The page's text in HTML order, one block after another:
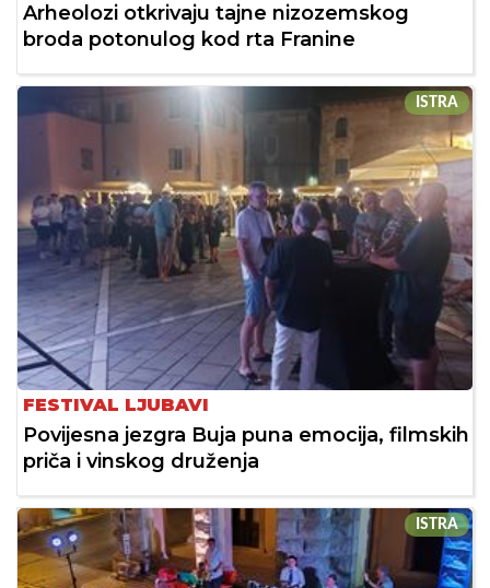
Arheolozi otkrivaju tajne nizozemskog
broda potonulog kod rta Franine
ISTRA
FESTIVAL LJUBAVI
Povijesna jezgra Buja puna emocija, filmskih
priča i vinskog druženja
ISTRA